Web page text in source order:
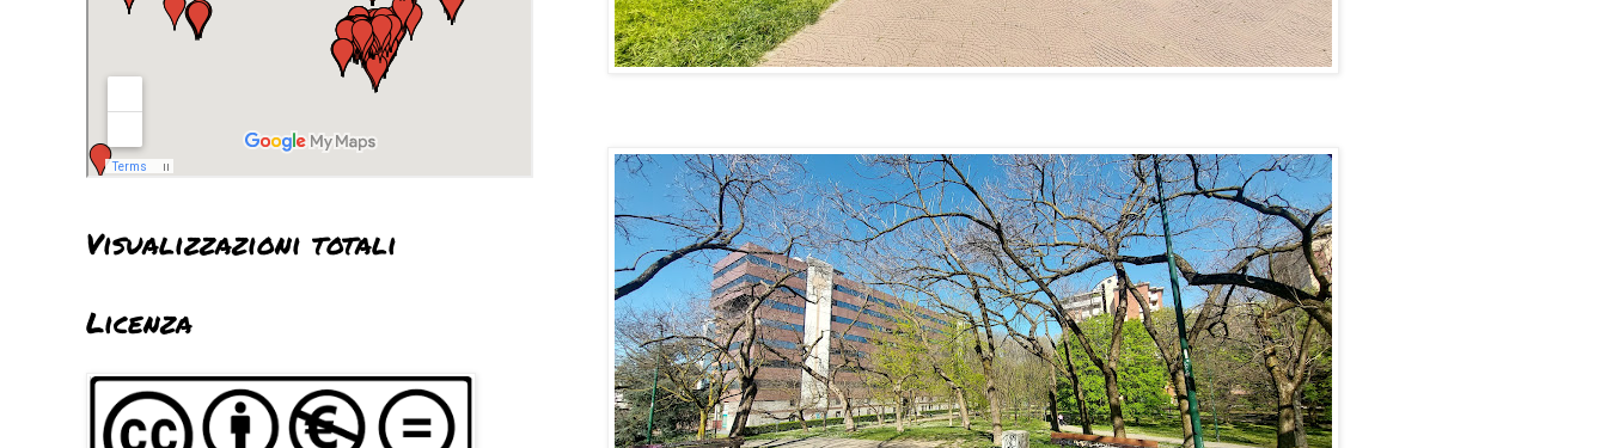
Visualizzazioni totali
Licenza